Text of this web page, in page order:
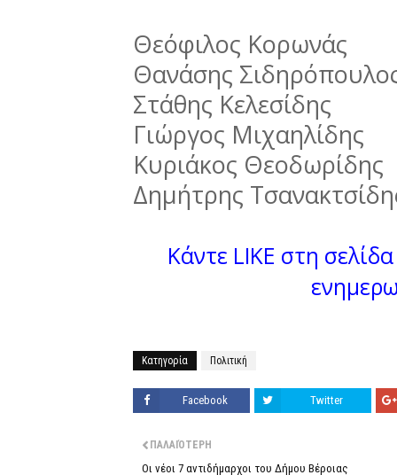
Θεόφιλος Κορωνάς
Θανάσης
Στάθης Κελεσίδης
Γιώργος Μιχαηλίδης
Κυριάκος Θεοδωρίδης
Δημήτρης
Κάντε LIKE στη
Κατηγορία Πολιτική
Facebook Twitter
ΠΑΛΑΙΌΤΕΡΗ
Οι νέοι 7 αντιδήμαρχοι του Δήμου Βέροιας